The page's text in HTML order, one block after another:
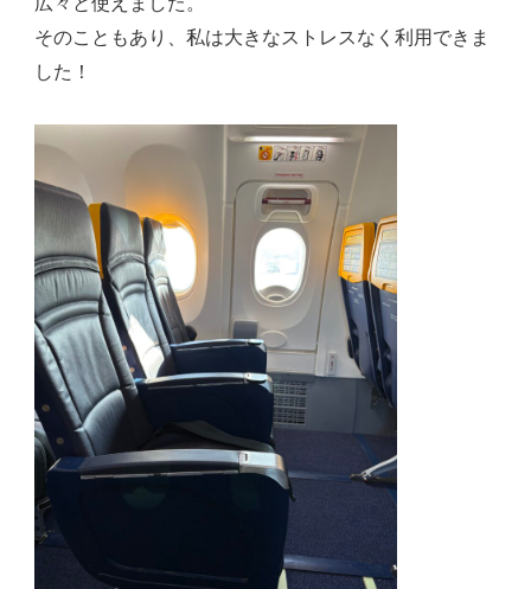
そのこともあり、私は大きなストレスなく利用できま
した！